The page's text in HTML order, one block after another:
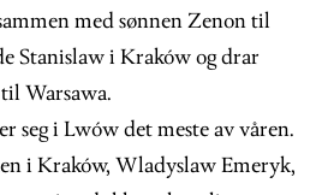
med sønnen Zenon til
Stanislaw i Kraków og drar
Warsawa.
seg i Lwów det meste av våren.
i Kraków, Wladyslaw Emeryk,